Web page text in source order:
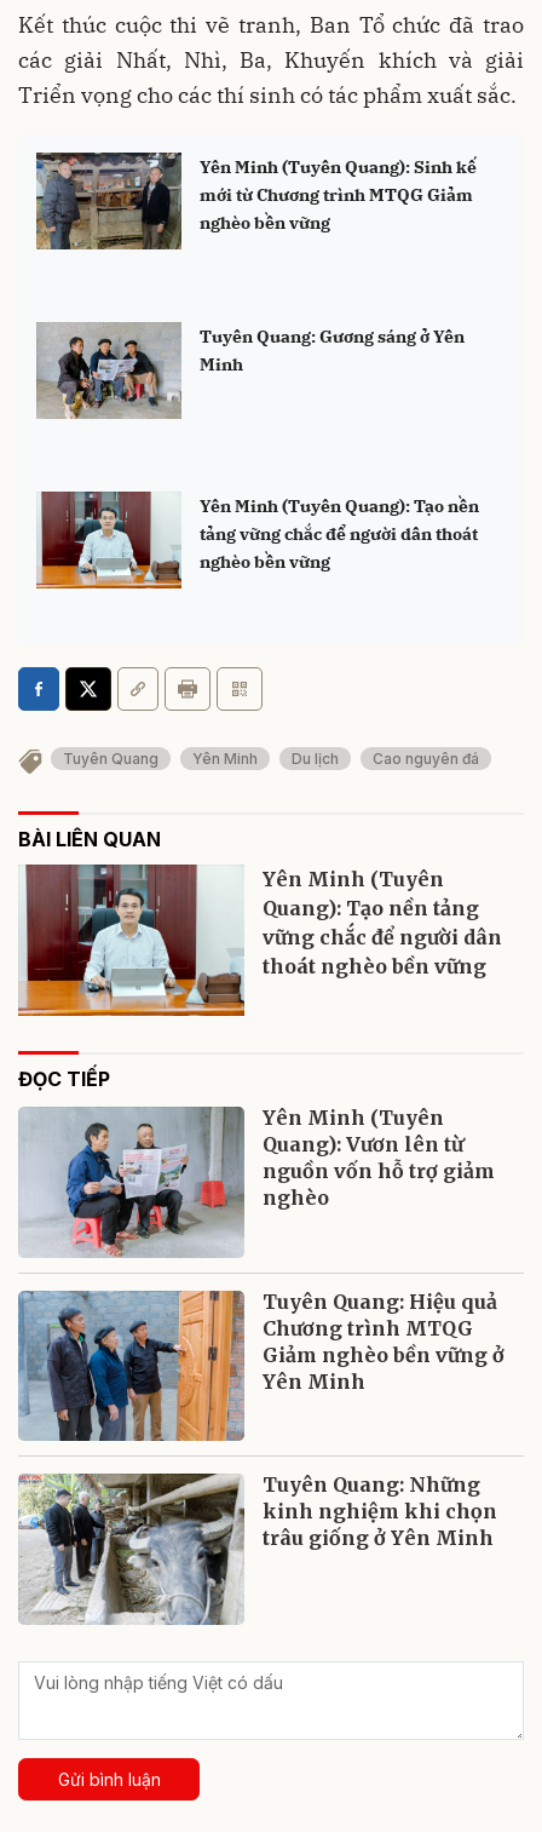
Kết thúc cuộc thi vẽ tranh, Ban Tổ chức đã trao
các giải Nhất, Nhì, Ba, Khuyến khích và giải
Triển vọng cho các thí sinh có tác phẩm xuất sắc.
Yên Minh (Tuyên Quang): Sinh kế
mới từ Chương trình MTQG Giảm
nghèo bền vững
Tuyên Quang: Gương sáng ở Yên
Minh
Yên Minh (Tuyên Quang): Tạo nền
tảng vững chắc để người dân thoát
nghèo bền vững
Tuyên Quang Yên Minh Du lịch Cao nguyên đá
BÀI LIÊN QUAN
Yên Minh (Tuyên
Quang): Tạo nền tảng
vững chắc để người dân
thoát nghèo bền vững
ĐỌC TIẾP
Yên Minh (Tuyên
Quang): Vươn lên từ
nguồn vốn hỗ trợ giảm
nghèo
Tuyên Quang: Hiệu quả
Chương trình MTQG
Giảm nghèo bền vững ở
Yên Minh
Tuyên Quang: Những
kinh nghiệm khi chọn
trâu giống ở Yên Minh
Gửi bình luận